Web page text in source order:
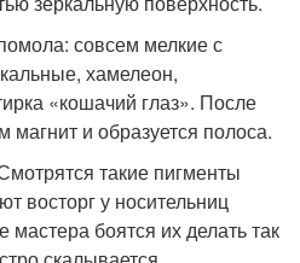
совсем мелкие с
хамелеон,
«кошачий глаз». После
и образуется полоса.
такие пигменты
восторг у носительниц
мастера боятся их делать так